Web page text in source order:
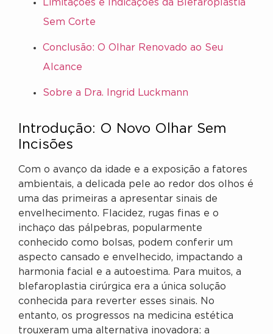
Limitações e Indicações da Blefaroplastia
Sem Corte
Conclusão: O Olhar Renovado ao Seu
Alcance
Sobre a Dra. Ingrid Luckmann
Introdução: O Novo Olhar Sem
Incisões
Com o avanço da idade e a exposição a fatores
ambientais, a delicada pele ao redor dos olhos é
uma das primeiras a apresentar sinais de
envelhecimento. Flacidez, rugas finas e o
inchaço das pálpebras, popularmente
conhecido como bolsas, podem conferir um
aspecto cansado e envelhecido, impactando a
harmonia facial e a autoestima. Para muitos, a
blefaroplastia cirúrgica era a única solução
conhecida para reverter esses sinais. No
entanto, os progressos na medicina estética
trouxeram uma alternativa inovadora: a